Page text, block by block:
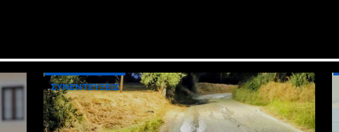
ΣΥΝΕΝΤΕΥΞΕΙΣ